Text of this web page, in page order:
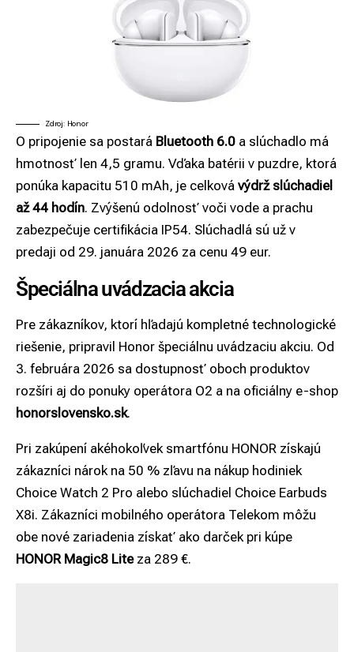
Zdroj: Honor
O pripojenie sa postará Bluetooth 6.0 a slúchadlo má
hmotnosť len 4,5 gramu. Vďaka batérii v puzdre, ktorá
ponúka kapacitu 510 mAh, je celková výdrž slúchadiel
až 44 hodín. Zvýšenú odolnosť voči vode a prachu
zabezpečuje certifikácia IP54. Slúchadlá sú už v
predaji od 29. januára 2026 za cenu 49 eur.
Špeciálna uvádzacia akcia
Pre zákazníkov, ktorí hľadajú kompletné technologické
riešenie, pripravil Honor špeciálnu uvádzaciu akciu. Od
3. februára 2026 sa dostupnosť oboch produktov
rozšíri aj do ponuky operátora O2 a na oficiálny e-shop
honorslovensko.sk.
Pri zakúpení akéhokoľvek smartfónu HONOR získajú
zákazníci nárok na 50 % zľavu na nákup hodiniek
Choice Watch 2 Pro alebo slúchadiel Choice Earbuds
X8i. Zákazníci mobilného operátora Telekom môžu
obe nové zariadenia získať ako darček pri kúpe
HONOR Magic8 Liteza 289 €.